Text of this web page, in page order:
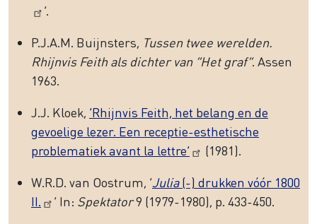
’.
P.J.A.M. Buijnsters, Tussen twee werelden.
Rhijnvis Feith als dichter van “Het graf”. Assen
1963.
J.J. Kloek, ‘Rhijnvis Feith, het belang en de
gevoelige lezer. Een receptie-esthetische
problematiek avant la lettre’
(1981).
W.R.D. van Oostrum, ‘Julia(-) drukken vóór 1800
II.
’ In: Spektator9 (1979-1980), p. 433-450.